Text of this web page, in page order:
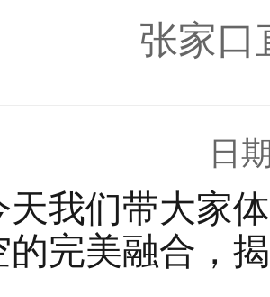
张家口
日
天我们带大家
的完美融合，